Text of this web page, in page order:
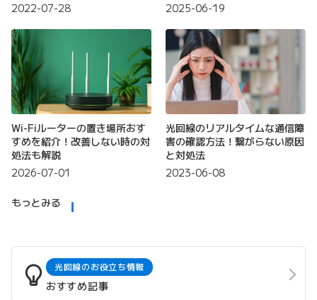
2022-07-28
2025-06-19
Wi-Fiルーターの置き場所おす
すめを紹介！改善しない時の対
処法も解説
2026-07-01
光回線のリアルタイムな通信障
害の確認方法！繋がらない原因
と対処法
2023-06-08
もっとみる
光回線のお役立ち情報
おすすめ記事